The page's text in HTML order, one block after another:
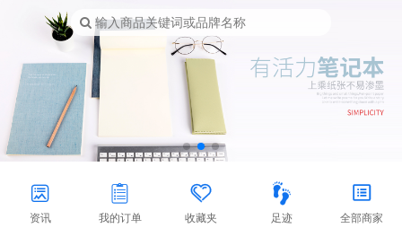
 输入商品关键词或品牌名称

资讯

我的订单

收藏夹

足迹

全部商家